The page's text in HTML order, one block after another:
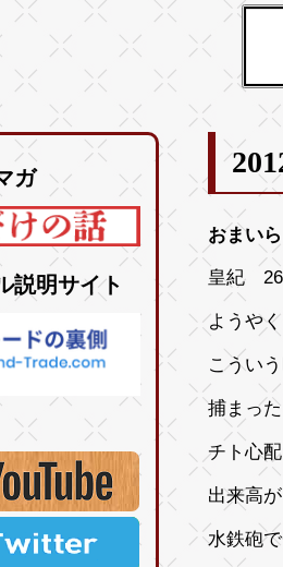
ガ
説明サイト
おまい
皇紀
ようや
こうい
捕まっ
チト心
出来高
水鉄砲